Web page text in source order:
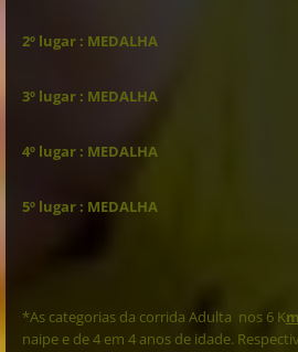
2º lugar : MEDALHA
3º lugar : MEDALHA
4º lugar : MEDALHA
5º lugar : MEDALHA
*As categorias da corrida Adulta nos 6 Km
naipe e de 4 em 4 anos de idade.